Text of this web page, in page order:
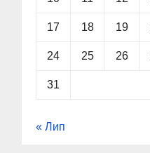
17 18 19
24 25 26
31
« Лип